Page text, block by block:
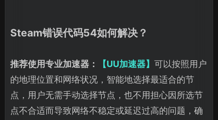
Steam错误代码54如何解决？
推荐使用专业加速器： 【UU加速器】 可以按照用户
的地理位置和网络状况，智能地选择最适合的节
点，用户无需手动选择节点，也不用担心因所选节
点不合适而导致网络不稳定或延迟过高的问题，确